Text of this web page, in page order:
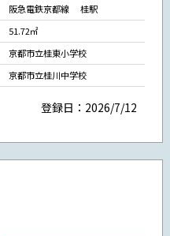
阪急電鉄京都線 桂駅
51.72㎡
京都市立桂東小学校
京都市立桂川中学校
登録日：2026/7/12